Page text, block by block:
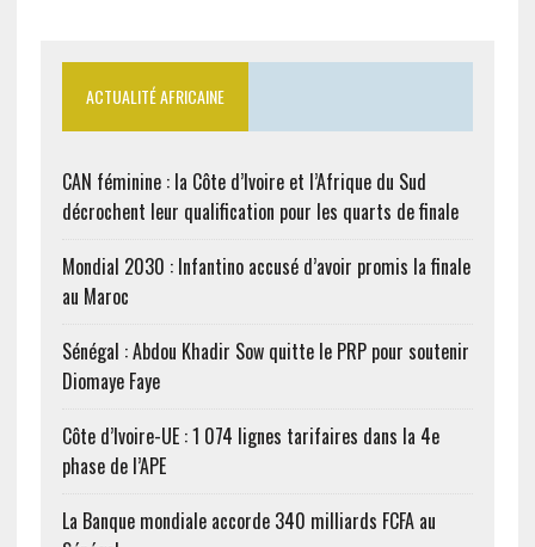
ACTUALITÉ AFRICAINE
CAN féminine : la Côte d’Ivoire et l’Afrique du Sud
décrochent leur qualification pour les quarts de finale
Mondial 2030 : Infantino accusé d’avoir promis la finale
au Maroc
Sénégal : Abdou Khadir Sow quitte le PRP pour soutenir
Diomaye Faye
Côte d’Ivoire-UE : 1 074 lignes tarifaires dans la 4e
phase de l’APE
La Banque mondiale accorde 340 milliards FCFA au